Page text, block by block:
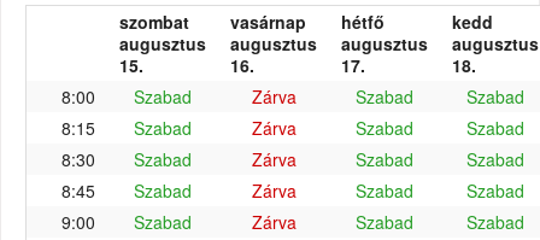
szombat
augusztus
15.
vasárnap
augusztus
16.
hétfő
augusztus
17.
kedd
augusztus
18.
8:00
Szabad Zárva Szabad
Szabad
8:15
Szabad Zárva Szabad
Szabad
8:30
Szabad Zárva Szabad
Szabad
8:45
Szabad Zárva Szabad
Szabad
9:00
Szabad Zárva Szabad
Szabad